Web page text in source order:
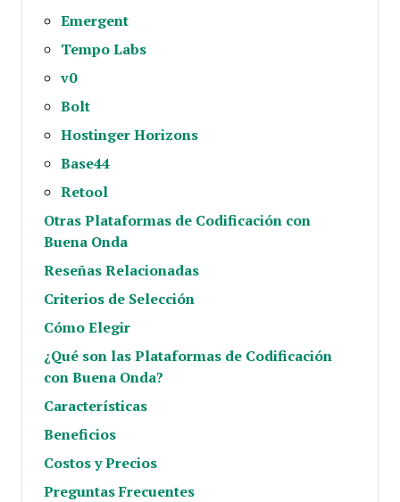
Emergent
Tempo Labs
v0
Bolt
Hostinger Horizons
Base44
Retool
Otras Plataformas de Codificación con
Buena Onda
Reseñas Relacionadas
Criterios de Selección
Cómo Elegir
¿Qué son las Plataformas de Codificación
con Buena Onda?
Características
Beneficios
Costos y Precios
Preguntas Frecuentes